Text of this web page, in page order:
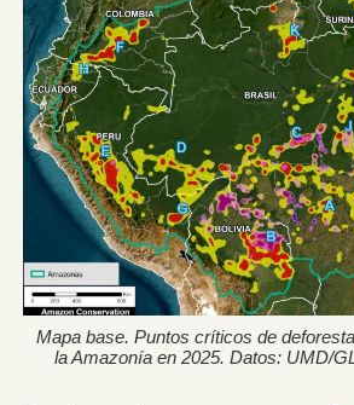
Mapa base. Puntos críticos de
la Amazonía en 2025. Datos: UMD/